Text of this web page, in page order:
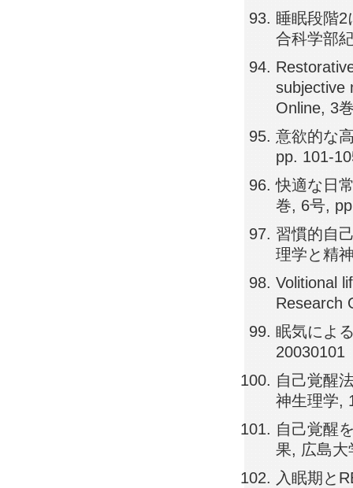
睡眠段階
合科学部
subjective
Online, 3
意欲的な
pp. 101-
快適な日
巻, 6号,
習慣的自
理学と精
Volitional
Research
眠気によ
20030101
自己覚醒
神生理学,
自己覚醒
果, 広島大
入眠期と